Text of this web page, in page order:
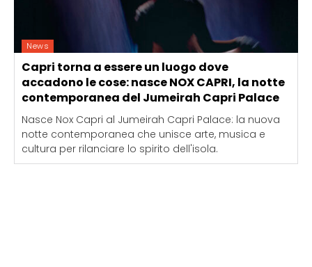
News
Capri torna a essere un luogo dove
accadono le cose: nasce NOX CAPRI, la notte
contemporanea del Jumeirah Capri Palace
Nasce Nox Capri al Jumeirah Capri Palace: la nuova
notte contemporanea che unisce arte, musica e
cultura per rilanciare lo spirito dell'isola.